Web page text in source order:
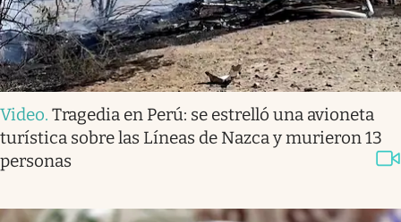
Video. Tragedia en Perú: se estrelló una avioneta
turística sobre las Líneas de Nazca y murieron 13
personas